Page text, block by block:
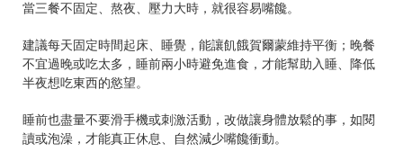
當三餐不固定、熬夜、壓力大時，就很容易嘴饞。
建議每天固定時間起床、睡覺，能讓飢餓賀爾蒙維持平衡；晚餐
不宜過晚或吃太多，睡前兩小時避免進食，才能幫助入睡、降低
半夜想吃東西的慾望。
睡前也盡量不要滑手機或刺激活動，改做讓身體放鬆的事，如閱
讀或泡澡，才能真正休息、自然減少嘴饞衝動。